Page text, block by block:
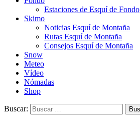
Estaciones de Esquí de Fondo
Skimo
Noticias Esquí de Montaña
Rutas Esquí de Montaña
Consejos Esquí de Montaña
Snow
Meteo
Vídeo
Nómadas
Shop
Buscar: